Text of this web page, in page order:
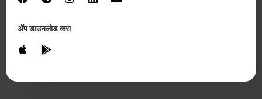
ॲप डाउनलोड करा